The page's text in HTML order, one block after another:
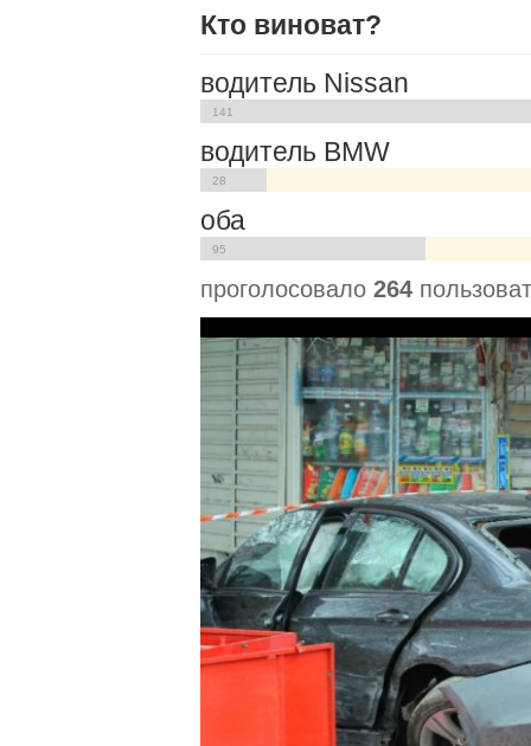
Кто виноват?
водитель Nissan
141
водитель BMW
28
оба
95
проголосовало 264